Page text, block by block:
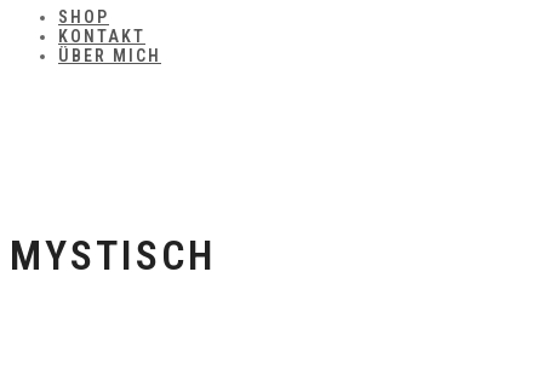
SHOP
KONTAKT
ÜBER MICH
MYSTISCH